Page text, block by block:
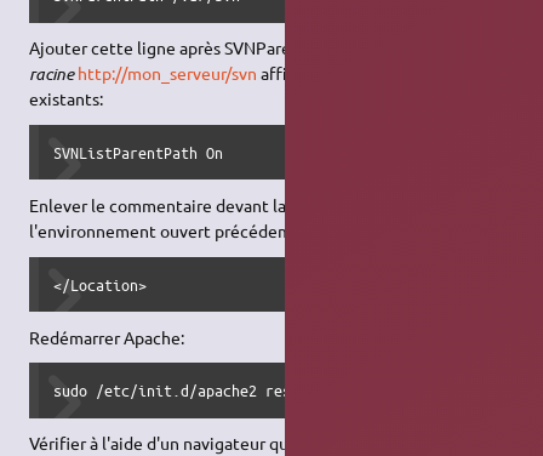
Ajouter cette ligne après SVNParentPath si vous voulez que
racine http://mon_serveur/svn affiche la liste des dépôts SVN
existants:
SVNListParentPath On
Enlever le commentaire devant la ligne de fermeture de
l'environnement ouvert précédemment:
</Location>
Redémarrer Apache:
sudo /etc/init.d/apache2 restart
Vérifier à l'aide d'un navigateur que